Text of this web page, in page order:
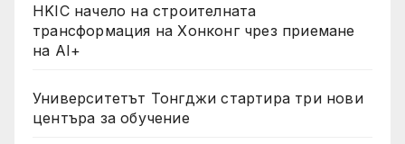
HKIC начело на строителната
трансформация на Хонконг чрез приемане
на AI+
Университетът Тонгджи стартира три нови
центъра за обучение